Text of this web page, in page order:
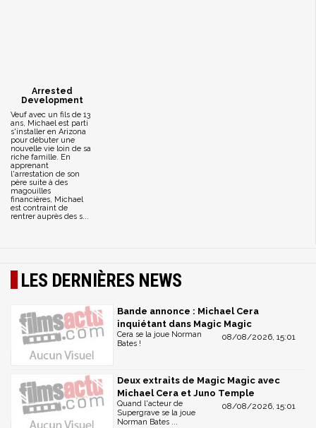
Arrested
Development
Veuf avec un fils de 13
ans, Michael est parti
s'installer en Arizona
pour débuter une
nouvelle vie loin de sa
riche famille. En
apprenant
l'arrestation de son
père suite à des
magouilles
financières, Michael
est contraint de
rentrer auprès des s...
LES DERNIÈRES NEWS
Bande annonce : Michael Cera
inquiétant dans Magic Magic
08/08/2026, 15:01
Cera se la joue Norman
Bates !
Deux extraits de Magic Magic avec
Michael Cera et Juno Temple
08/08/2026, 15:01
Quand l'acteur de
Supergrave se la joue
Norman Bates ...